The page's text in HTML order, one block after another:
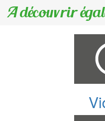
A découvrir